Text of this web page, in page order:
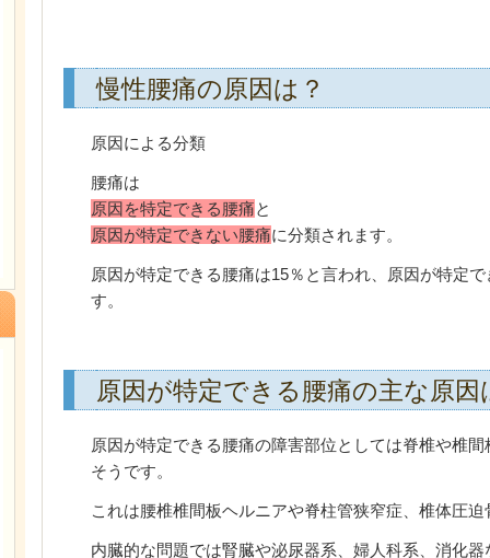
慢性腰痛の原因は？
原因による分類
腰痛は
原因を特定できる腰痛と
原因が特定できない腰痛に分類されます。
原因が特定できる腰痛は15％と言われ、原因が特定
す。
原因が特定できる腰痛の主な原因
原因が特定できる腰痛の障害部位としては脊椎や椎
そうです。
これは腰椎椎間板ヘルニアや脊柱管狭窄症、椎体圧
内臓的な問題では腎臓や泌尿器系、婦人科系、消化